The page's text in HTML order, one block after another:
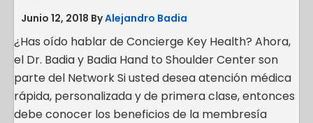
Junio 12, 2018 ByAlejandro Badia
¿Has oído hablar de Concierge Key Health? Ahora,
el Dr. Badia y Badia Hand to Shoulder Center son
parte del Network Si usted desea atención médica
rápida, personalizada y de primera clase, entonces
debe conocer los beneficios de la membresía